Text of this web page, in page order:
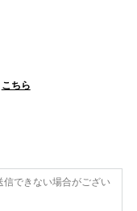
こちら